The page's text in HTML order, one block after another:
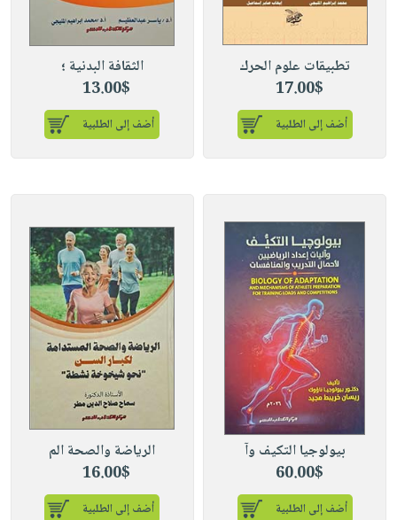
تطبيقات علوم الحرك
17.00$
أضف إلى الطلبية
الثقافة البدنية ؛
13.00$
أضف إلى الطلبية
بيولوجيا التكيف وآ
60.00$
أضف إلى الطلبية
الرياضة والصحة الم
16.00$
أضف إلى الطلبية